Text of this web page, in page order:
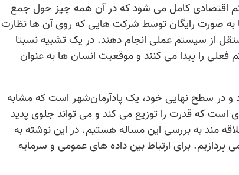
اقتصادی کامل می شود که در آن همه چیز حول جمع
به صورت رایگان توسط شرکت هایی که روی آن ها نظارت
از سیستم عملی انجام دهند. در یک تشبیه نسبتا
را پیدا می کنند و موقعیت انسان ها به عنوان
در سطح نهایی خود، یک پادآرمان‌‌شهر است که مشابه
است که قدرت را توزیع می کند و می تواند جلوی پدید
مند به بررسی این مساله هستیم. در این نوشته به
برای ارتباط بین داده های عمومی و سرمایه